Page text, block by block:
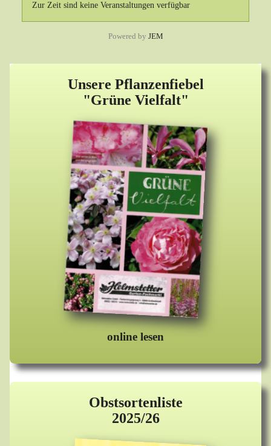
Unsere Pflanzenfiebel
"Grüne Vielfalt"
online lesen
Obstsortenliste
2025/26
Zur Zeit sind keine Veranstaltungen verfügbar
Powered by JEM